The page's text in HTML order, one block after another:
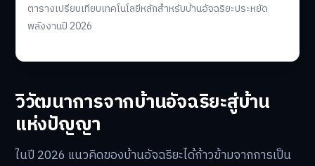
ตารางเปรียบเทียบเทคโนโลยีหลักสำหรับบ้านอัจฉริยะประหยัด
พลังงานปี 2026
วิวัฒนาการจากบ้านอัจฉริยะสู่บ้าน
แห่งปัญญา
ในปี 2026 แนวคิดของบ้านอัจฉริยะได้ก้าวข้ามจากการเป็น